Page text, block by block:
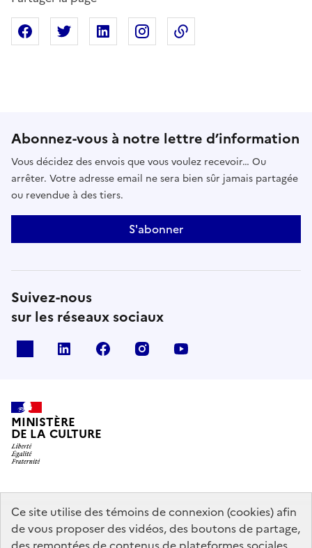
Ce site utilise des témoins de connexion (cookies) afin
de vous proposer des vidéos, des boutons de partage,
Partager sur Facebook
Partager sur XPartager sur Linkedin
Partager sur Instagram
Abonnez-vous à notre lettre d’information
Vous décidez des envois que vous voulez recevoir… Ou
arrêter. Votre adresse email ne sera bien sûr jamais partagée
ou revendue à des tiers.
S'abonner
Suivez-nous
sur les réseaux sociaux
linkedin facebook instagram
MINISTÈRE
DE LA CULTURE
data.gouv.fr legifrance.gouv.fr
info.gouv.fr
service-public.gouv.fr